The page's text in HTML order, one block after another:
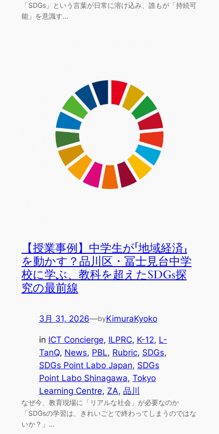
「SDGs」という言葉が日常に溶け込み、誰もが「持続可
能」を意識す…
【授業事例】中学生が「地域経済」
を動かす？品川区・冨士見台中学
校に学ぶ、教科を超えたSDGs探
究の最前線
3月 31, 2026—byKimuraKyoko
in ICT Concierge, ILPRC, K-12, L-
TanQ, News, PBL, Rubric, SDGs
SDGs Point Labo Japan, SDGs
Point Labo Shinagawa, Tokyo
Learning Centre, ZA, 品川
なぜ今、教育現場に「リアルな社会」が必要なのか
「SDGsの学習は、きれいごとで終わってしまうのではな
いか？」…